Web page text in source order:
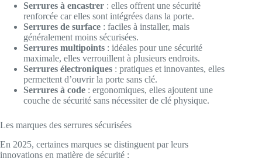
Serrures à encastrer : elles offrent une sécurité
renforcée car elles sont intégrées dans la porte.
Serrures de surface : faciles à installer, mais
généralement moins sécurisées.
Serrures multipoints : idéales pour une sécurité
maximale, elles verrouillent à plusieurs endroits.
Serrures électroniques : pratiques et innovantes, elles
permettent d’ouvrir la porte sans clé.
Serrures à code : ergonomiques, elles ajoutent une
couche de sécurité sans nécessiter de clé physique.
Les marques des serrures sécurisées
En 2025, certaines marques se distinguent par leurs
innovations en matière de sécurité :